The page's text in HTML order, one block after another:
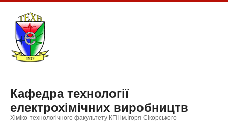
основного
вмісту
Кафедра технології
електрохімічних виробництв
Хіміко-технологічного факультету КПІ ім.Ігоря Сікорського